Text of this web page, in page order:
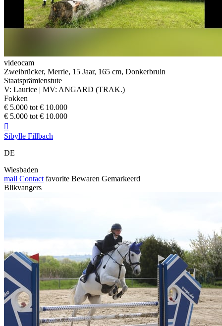
videocam
Zweibrücker, Merrie, 15 Jaar, 165 cm, Donkerbruin
Staatsprämienstute
V: Laurice | MV: ANGARD (TRAK.)
Fokken
€ 5.000 tot € 10.000
€ 5.000 tot € 10.000

Sibylle Fillbach
DE
Wiesbaden
mail Contact favorite Bewaren Gemarkeerd
Blikvangers